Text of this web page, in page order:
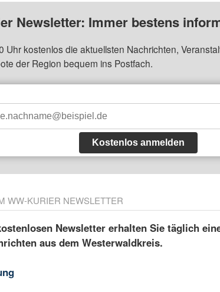
Newsletter: Immer bestens
Uhr kostenlos die aktuellsten Nachrichten,
der Region bequem ins Postfach.
Kostenlos anmelden
WW-KURIER NEWSLETTER
Newsletter erhalten Sie täglich
aus dem Westerwaldkreis.